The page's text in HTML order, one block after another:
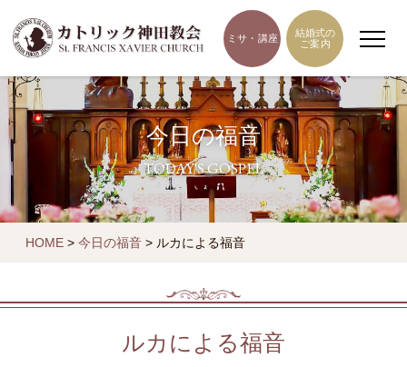
ミサ・講座
結婚式の
ご案内
今日の福音
TODAY'S GOSPEL
HOME > 今日の福音 > ルカによる福音
ルカによる福音